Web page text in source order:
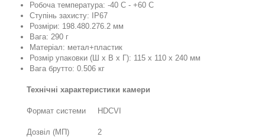
Робоча температура: -40 C - +60 C
Ступінь захисту: IP67
Розміри: 198.480.276.2 мм
Вага: 290 г
Матеріал: метал+пластик
Розмір упаковки (Ш х В х Г): 115 x 110 x 240 мм
Вага брутто: 0.506 кг
Технічні характеристики камери
Формат системи HDCVI
Дозвіл (МП) 2